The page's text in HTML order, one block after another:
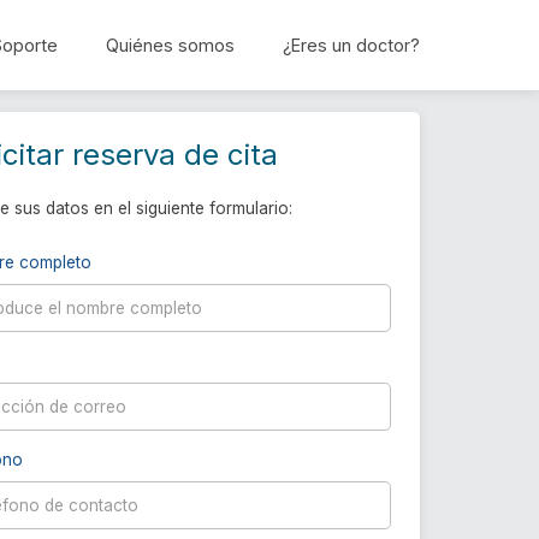
Quiénes somos ¿Eres un doctor?
Reservar cita
reserva de cita
sus datos en el siguiente formulario:
completo